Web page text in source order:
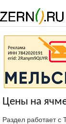
Цены на
Раздел работает